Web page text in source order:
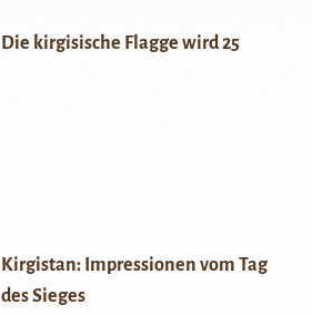
Die kirgisische Flagge wird 25
Kirgistan: Impressionen vom Tag
des Sieges